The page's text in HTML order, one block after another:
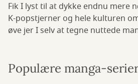
Fik I lyst til at dykke endnu mere
K-popstjerner og hele kulturen
øve jer I selv at tegne nuttede
Populære manga-